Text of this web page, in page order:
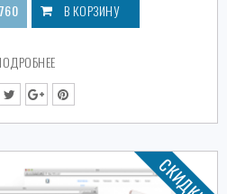
В КОРЗИНУ